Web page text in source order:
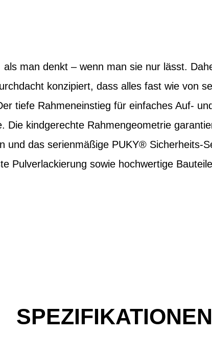
man denkt – wenn man sie nur lässt.
konzipiert, dass alles fast wie von
tiefe Rahmeneinstieg für einfaches Auf-
Die kindgerechte Rahmengeometrie
und das serienmäßige PUKY® Sicherheits-
Pulverlackierung sowie hochwertige
SPEZIFIKATIONEN